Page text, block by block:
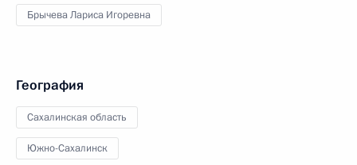
Брычева Лариса Игоревна
География
Сахалинская область
Южно-Сахалинск